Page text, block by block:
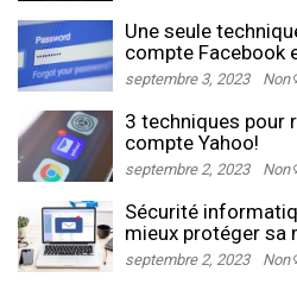
Une seule
compte Facebook
septembre 3, 2023 Non
3 techniques pour
compte Yahoo!
septembre 2, 2023 Non
Sécurité
mieux protéger sa
septembre 2, 2023 Non